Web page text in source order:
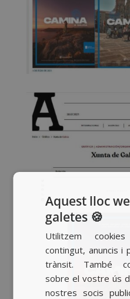
Aquest lloc
galetes 🍪
Utilitzem
contingut, anuncis i
trànsit. També
sobre el vostre ús
nostres socis